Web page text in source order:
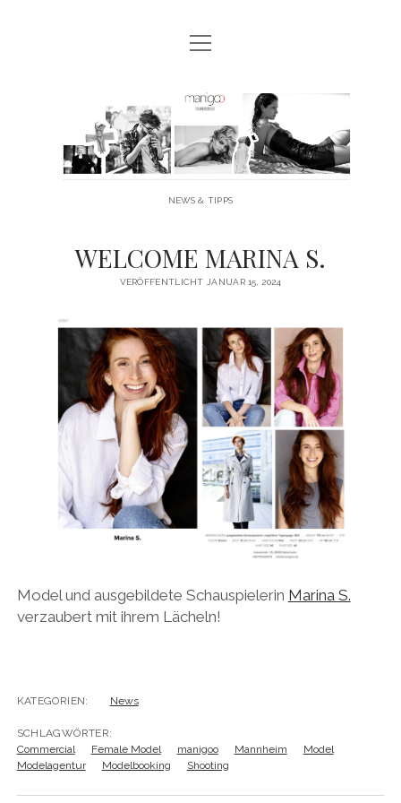
MANIGOO BLOG
MANIGOO MODELS
IMPRESSUM & DATENSCHUTZ
Menü
öffnen
Manigoo
NEWS & TIPPS
WELCOME MARINA S.
VERÖFFENTLICHT JANUAR 15, 2024
Model und ausgebildete Schauspielerin Marina S.
verzaubert mit ihrem Lächeln!
KATEGORIEN: News
SCHLAGWÖRTER:
Commercial
Female Model manigoo Mannheim
Model
Modelagentur
Modelbooking Shooting